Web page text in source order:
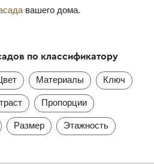
вашего дома.
по классификатору
Материалы Ключ
Пропорции
Размер Этажность